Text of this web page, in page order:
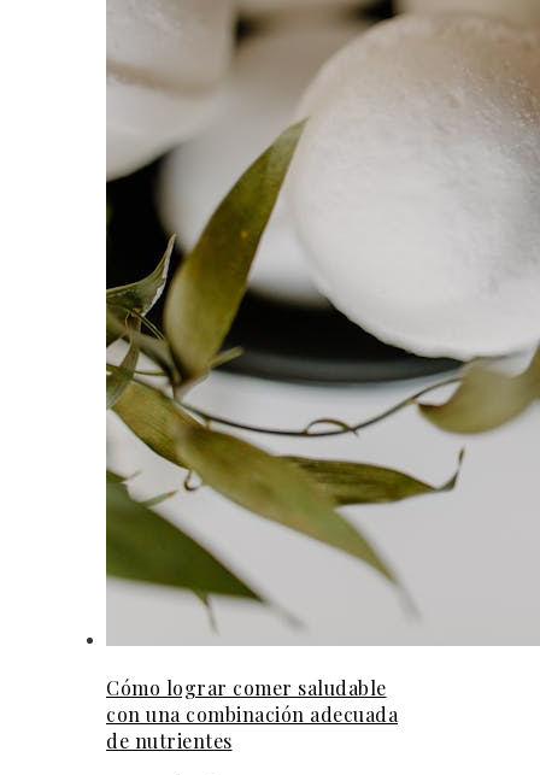
Cómo lograr comer saludable
con una combinación adecuada
de nutrientes